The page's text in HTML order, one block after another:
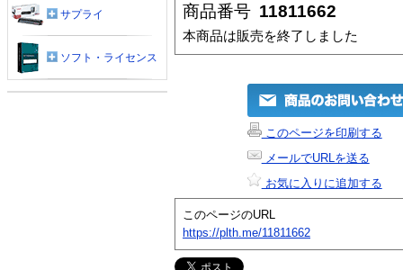
商品番号 11811662
本商品は販売を終了しました
このページを印刷する
メールでURLを送る
お気に入りに追加する
このページのURL
https://plth.me/11811662
サプライ
ソフト・ライセンス